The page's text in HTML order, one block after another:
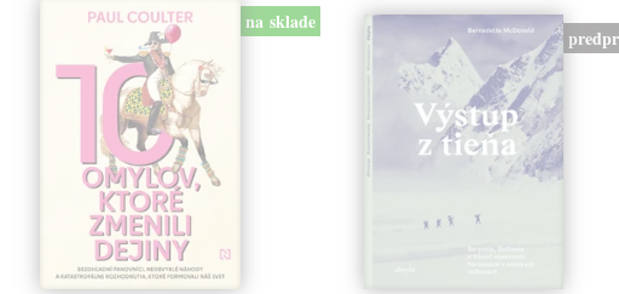
na sklade